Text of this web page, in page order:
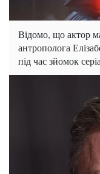
Відомо, що актор
антрополога
під час зйомок